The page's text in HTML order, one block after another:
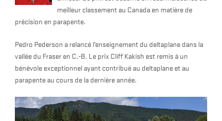
meilleur classement au Canada en matière de
précision en parapente.
Pedro Pederson a relancé l’enseignement du deltaplane dans la
vallée du Fraser en C.-B. Le prix Cliff Kakish est remis à un
bénévole exceptionnel ayant contribué au deltaplane et au
parapente au cours de la dernière année.